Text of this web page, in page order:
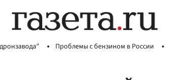
Проблемы с бензином в России